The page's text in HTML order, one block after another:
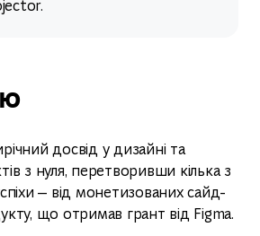
досвід у дизайні та
з нуля, перетворивши кілька з
— від монетизованих сайд-
що отримав грант від Figma.